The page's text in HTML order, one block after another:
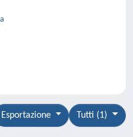
Tutti (1)
Esportazione